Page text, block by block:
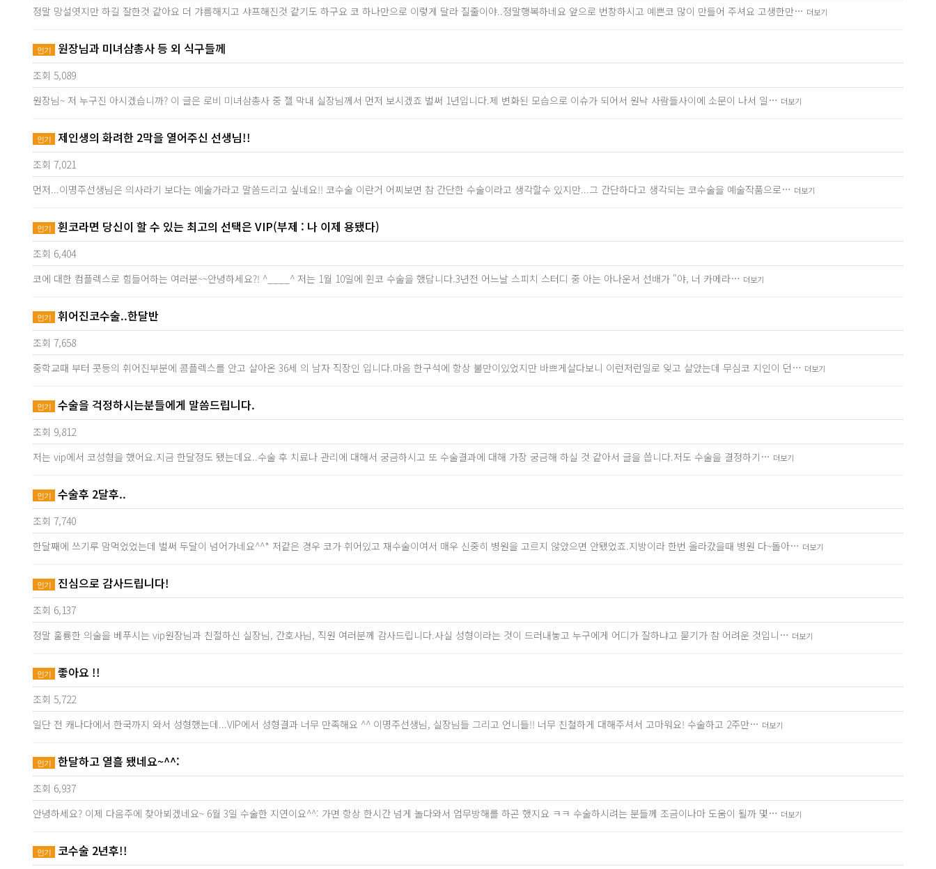
정말 망설엿지만 하길 잘한것 같아요 더 갸름해지고 샤프해진것 같기도 하구요 코 하나만으로 이렇게 달라 질줄이야..정말행복하네요 앞으로 번창하시고 예쁜코 많이 만들어 주셔요 고생한만… 더보기
인기 원장님과 미녀삼총사 등 외 식구들께
조회 5,089
원장님~ 저 누구진 아시겠습니까? 이 글은 로비 미녀삼총사 중 젤 막내 실장님께서 먼저 보시겠죠 벌써 1년입니다.제 변화된 모습으로 이슈가 되어서 원낙 사람들사이에 소문이 나서 일… 더보기
인기 제인생의 화려한 2막을 열어주신 선생님!!
조회 7,021
먼저...이명주선생님은 의사라기 보다는 예술가라고 말씀드리고 싶네요!! 코수술 이란거 어찌보면 참 간단한 수술이라고 생각할수 있지만...그 간단하다고 생각되는 코수술을 예술작품으로… 더보기
인기 휜코라면 당신이 할 수 있는 최고의 선택은 VIP(부제 : 나 이제 용됐다)
조회 6,404
코에 대한 컴플렉스로 힘들어하는 여러분~~안녕하세요?! ^____^ 저는 1월 10일에 휜코 수술을 했답니다.3년전 어느날 스피치 스터디 중 아는 아나운서 선배가 "야, 너 카메라… 더보기
인기 휘어진코수술..한달반
조회 7,658
중학교때 부터 콧등의 휘어진부분에 콤플렉스를 안고 살아온 36세 의 남자 직장인 입니다.마음 한구석에 항상 불만이있었지만 바쁘게살다보니 이런저런일로 잊고 살았는데 무심코 지인이 던… 더보기
인기 수술을 걱정하시는분들에게 말씀드립니다.
조회 9,812
저는 vip에서 코성형을 했어요.지금 한달정도 됐는데요..수술 후 치료나 관리에 대해서 궁금하시고 또 수술결과에 대해 가장 궁금해 하실 것 같아서 글을 씁니다.저도 수술을 결정하기… 더보기
인기 수술후 2달후..
조회 7,740
한달째에 쓰기루 맘먹었었는데 벌써 두달이 넘어가네요^^* 저같은 경우 코가 휘어있고 재수술이여서 매우 신중히 병원을 고르지 않았으면 안됐었죠.지방이라 한번 올라갔을때 병원 다~돌아… 더보기
인기 진심으로 감사드립니다!
조회 6,137
정말 훌륭한 의술을 베푸시는 vip원장님과 친절하신 실장님, 간호사님, 직원 여러분께 감사드립니다.사실 성형이라는 것이 드러내놓고 누구에게 어디가 잘하냐고 묻기가 참 어려운 것입니… 더보기
인기 좋아요 !!
조회 5,722
일단 전 캐나다에서 한국까지 와서 성형했는데...VIP에서 성형결과 너무 만족해요 ^^ 이명주선생님, 실장님들 그리고 언니들!! 너무 친철하게 대해주셔서 고마워요! 수술하고 2주만… 더보기
인기 한달하고 열흘 됐네요~^^:
조회 6,937
안녕하세요? 이제 다음주에 찾아뵈겠네요~ 6월 3일 수술한 지연이요^^: 가면 항상 한시간 넘게 놀다와서 업무방해를 하곤 했지요 ㅋㅋ 수술하시려는 분들께 조금이나마 도움이 될까 몇… 더보기
인기 코수술 2년후!!